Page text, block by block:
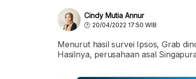
Cindy Mutia Annur
20/04/2022 17:50 WIB
Menurut hasil survei Ipsos, Grab
Hasilnya, perusahaan asal